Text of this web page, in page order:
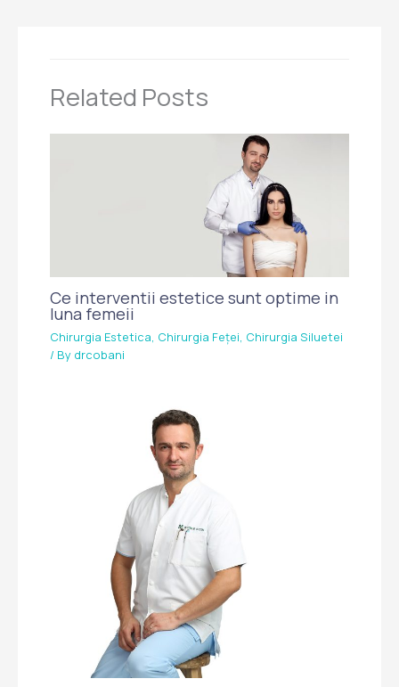
Related Posts
Ce interventii estetice sunt optime in
luna femeii
Chirurgia Estetica, Chirurgia Feței, Chirurgia Siluetei
/ By drcobani